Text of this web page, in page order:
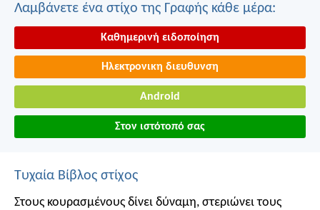
Λαμβάνετε ένα στίχο της Γραφής κάθε μέρα:
Καθημερινή ειδοποίηση
Ηλεκτρονικη διευθυνση
Android
Στον ιστότοπό σας
Τυχαία Βίβλος στίχος
Στους κουρασμένους δίνει δύναμη, στεριώνει τους